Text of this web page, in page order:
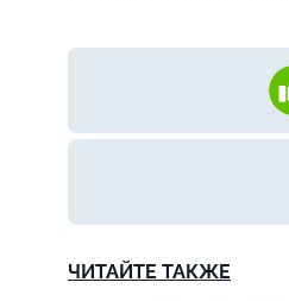
ЧИТАЙТЕ ТАКЖЕ